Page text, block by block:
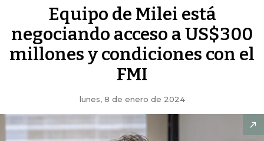
Equipo de Milei está
negociando acceso a US$300
millones y condiciones con el
FMI
lunes, 8 de enero de 2024